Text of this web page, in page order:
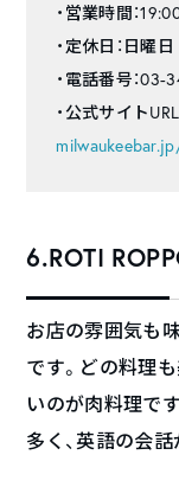
・営業時間：
・定休日：日曜日
・電話番号：03-
・公式サイトURL
6.ROTI
お店の雰囲気も
です。どの料理
いのが肉料理で
多く、英語の会